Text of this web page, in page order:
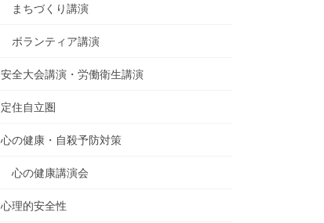
まちづくり講演
ボランティア講演
安全大会講演・労働衛生講演
定住自立圏
心の健康・自殺予防対策
心の健康講演会
心理的安全性